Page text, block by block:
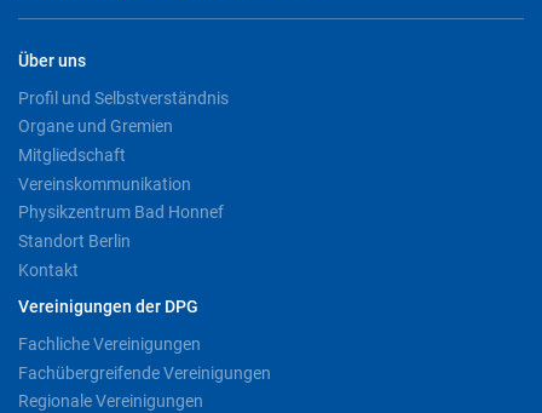
Über uns
Profil und Selbstverständnis
Organe und Gremien
Mitgliedschaft
Vereinskommunikation
Physikzentrum Bad Honnef
Standort Berlin
Kontakt
Vereinigungen der DPG
Fachliche Vereinigungen
Fachübergreifende Vereinigungen
Regionale Vereinigungen